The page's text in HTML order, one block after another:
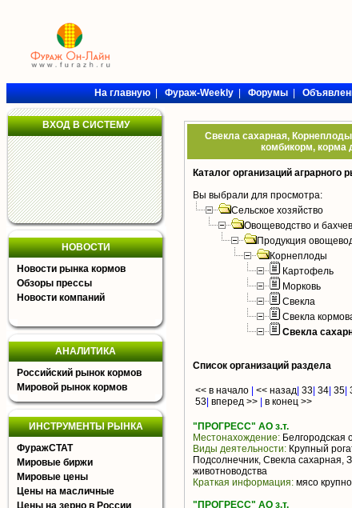
На главную|Фураж-Weekly|Форумы|
ВХОД В СИСТЕМУ
НОВОСТИ
Новости рынка кормов
Обзоры прессы
Новости компаний
АНАЛИТИКА
Российский рынок кормов
Мировой рынок кормов
ИНСТРУМЕНТЫ РЫНКА
ФуражСТАТ
Мировые биржи
Мировые цены
Цены на масличные
Цены на зерно в России
Свекла сахарная,
комбикорм, корма
Каталог организаций аграрного
Вы выбрали для просмотра:
Сельское хозяйство
Овощеводство и
Продукция
Корнеплоды
Картофель
Морковь
Свекла
Свекла
Свекла
Список организаций раздела
<< в начало << назад 33 34 35
53 вперед >> в конец >>
"ПРОГРЕСС" АО з.т.
Местонахождение: Белгородская
Виды деятельности: Крупный
Подсолнечник, Свекла сахарная,
животноводства
Краткая информация: мясо
"ПРОГРЕСС" АО з.т.